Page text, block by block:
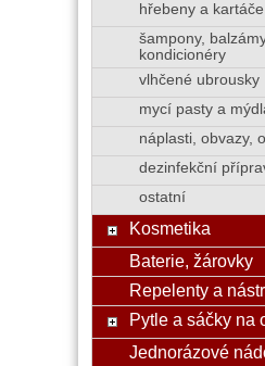
hřebeny a kartáče
šampony,
kondicionéry
vlhčené ubrousky
mycí pasty a
náplasti, obvazy,
dezinfekční
ostatní
Kosmetika
Baterie, žárovky
Repelenty a
Pytle a sáčky na
Jednorázové